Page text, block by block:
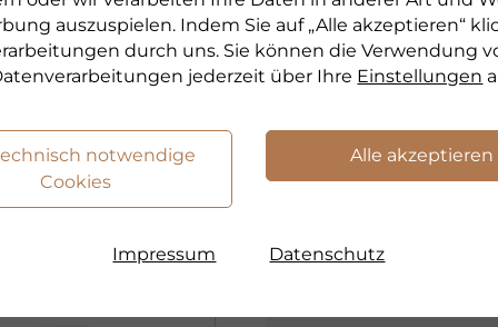
auszuspielen. Indem Sie auf „Alle akzeptieren“
durch uns. Sie können die Verwendung
jederzeit über Ihre Einstellungen
notwendige
Cookies
Alle akzeptieren
Impressum Datenschutz
1 l
€ 49,00 50 ml
€ 980,00 pro 1 l